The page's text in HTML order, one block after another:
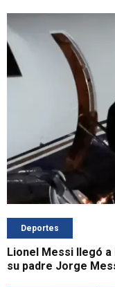
Deportes
Lionel Messi llegó
su padre Jorge